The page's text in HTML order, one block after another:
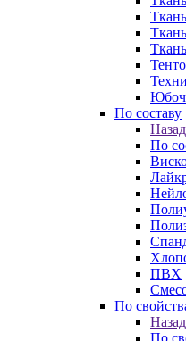
По составу
Назад
По
ПВХ
По
Назад
По